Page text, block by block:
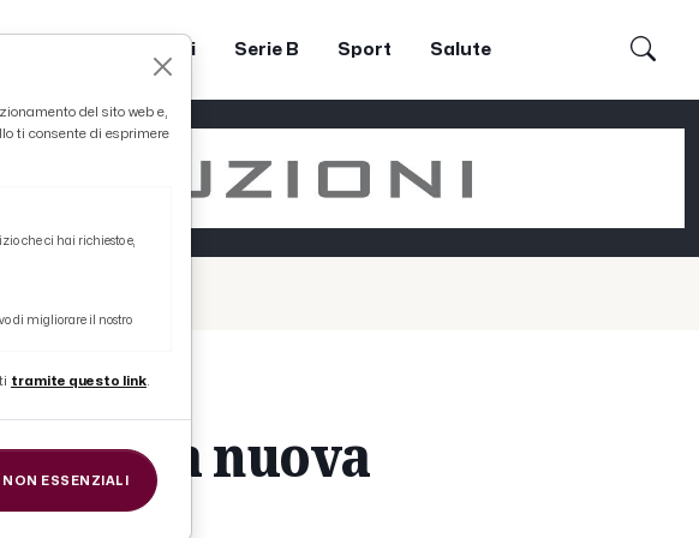
Coppa Teodori Serie B Sport Salute
la nuova
del sito web e,
ti consente di esprimere
che ci hai richiesto e,
di migliorare il nostro
tramite questo link.
NON ESSENZIALI